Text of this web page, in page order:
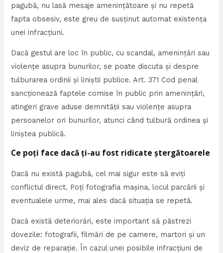
pagubă, nu lasă mesaje amenințătoare și nu repetă
fapta obsesiv, este greu de susținut automat existența
unei infracțiuni.
Dacă gestul are loc în public, cu scandal, amenințări sau
violențe asupra bunurilor, se poate discuta și despre
tulburarea ordinii și liniștii publice. Art. 371 Cod penal
sancționează faptele comise în public prin amenințări,
atingeri grave aduse demnității sau violențe asupra
persoanelor ori bunurilor, atunci când tulbură ordinea și
liniștea publică.
Ce poți face dacă ți-au fost ridicate ștergătoarele
Dacă nu există pagubă, cel mai sigur este să eviți
conflictul direct. Poți fotografia mașina, locul parcării și
eventualele urme, mai ales dacă situația se repetă.
Dacă există deteriorări, este important să păstrezi
dovezile: fotografii, filmări de pe camere, martori și un
deviz de reparație. În cazul unei posibile infracțiuni de